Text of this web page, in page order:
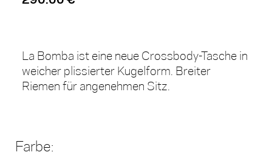
La Bomba ist eine neue Crossbody-Tasche in
weicher plissierter Kugelform. Breiter
Riemen für angenehmen Sitz.
Farbe: